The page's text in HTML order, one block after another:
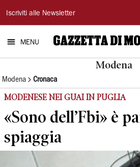
Gazzetta
di
Modena
Iscriviti alle Newsletter
MENU
Modena
Modena Cronaca
MODENESE NEI GUAI IN PUGLIA
«Sono dell’Fbi» è
spiaggia